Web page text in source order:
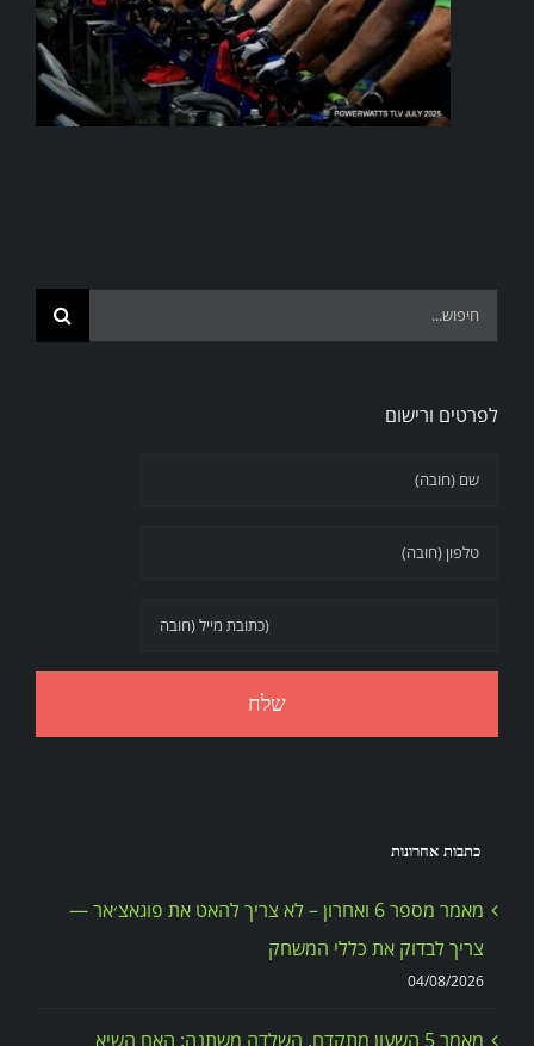
Search
for:
לפרטים ורישום
כתבות אחרונות
מאמר מספר 6 ואחרון – לא צריך להאט את פוגאצ׳אר —
צריך לבדוק את כללי המשחק
04/08/2026
מאמר 5 השעון מתקדם, השלדה משתנה: האם השיא